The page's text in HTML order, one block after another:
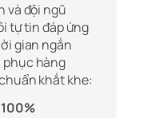
và đội ngũ
tự tin đáp ứng
gian ngắn
phục hàng
khắt khe: